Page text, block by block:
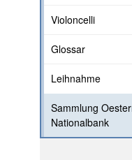
Violoncelli
Glossar
Leihnahme
Sammlung
Nationalbank